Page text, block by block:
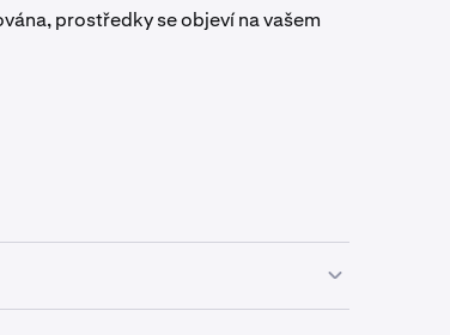
prostředky se objeví na vašem